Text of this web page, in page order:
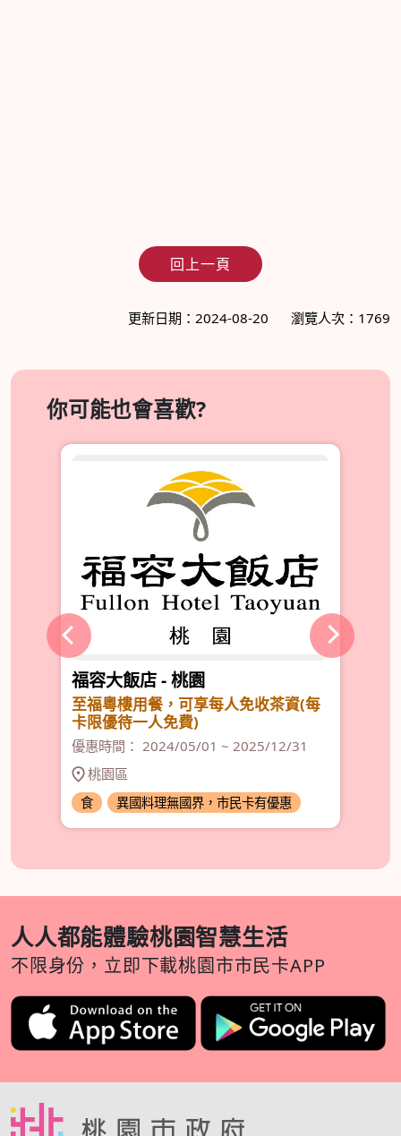
回上一頁
更新日期：2024-08-20 瀏覽人次：1769
你可能也會喜歡?
福容大飯店 - 桃園
至福粵樓用餐，可享每人免收茶資(每
卡限優待一人免費)
優惠時間： 2024/05/01 ~ 2025/12/31
桃園區
食 異國料理無國界，市民卡有優惠
人人都能體驗桃園智慧生活
不限身份，立即下載桃園市市民卡APP